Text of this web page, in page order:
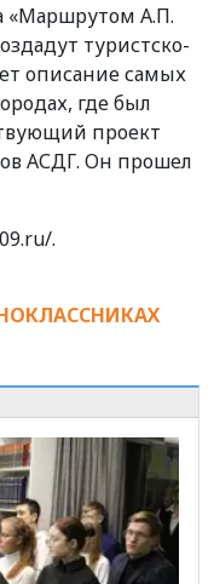
«Маршрутом А.П.
туристско-
описание самых
где был
проект
АСДГ. Он прошел
.